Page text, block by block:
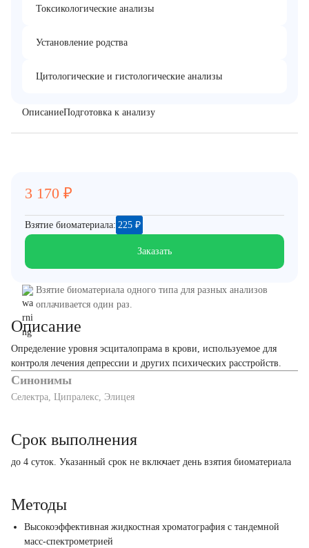
Токсикологические анализы
Установление родства
Цитологические и гистологические анализы
ОписаниеПодготовка к анализу
Описание
Определение уровня эсциталопрама в крови, используемое для
контроля лечения депрессии и других психических расстройств.
Синонимы
Селектра, Ципралекс, Элицея
3 170 ₽
Взятие биоматериала: 225 ₽
Заказать
Взятие биоматериала одного типа для разных анализов
оплачивается один раз.
Срок выполнения
до 4 суток. Указанный срок не включает день взятия биоматериала
Методы
Высокоэффективная жидкостная хроматография с тандемной
масс-спектрометрией